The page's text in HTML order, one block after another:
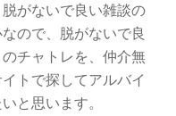
がないで良い雑談の
ので、脱がないで良
チャトレを、仲介無
トで探してアルバイ
と思います。